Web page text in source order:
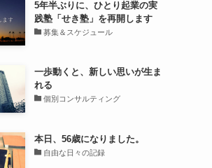
5年半ぶりに、ひとり起業の実
践塾「せき塾」を再開します
募集＆スケジュール
一歩動くと、新しい思いが生ま
れる
個別コンサルティング
本日、56歳になりました。
自由な日々の記録